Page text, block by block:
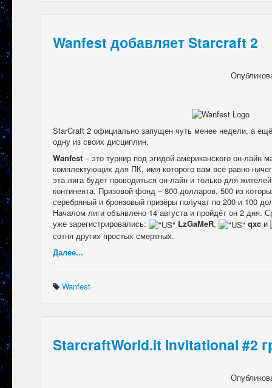
Wanfest добавляет Starcraft 2
StarCraft 2 официально запущен чуть менее недели, а
одну из своих дисциплин.
Wanfest – это турнир под эгидой американского он-лайн
комплектующих для ПК, имя которого вам всё равно
эта лига будет проводиться он-лайн и только для
континента. Призовой фонд – 800 долларов, 500 из
серебряный и бронзовый призёры получат по 200 и 100
Началом лиги объявлено 14 августа и пройдёт он 2 дня.
уже зарегистрировались:
LzGaMeR, qxc и
сотня других простых смертных.
Далее...
Wanfest
StarcraftWorld.it Invitational #2